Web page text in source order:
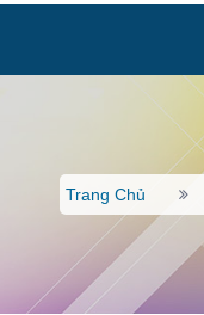
Trang Chủ